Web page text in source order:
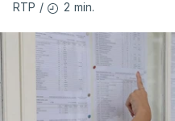
RTP / 2 min.